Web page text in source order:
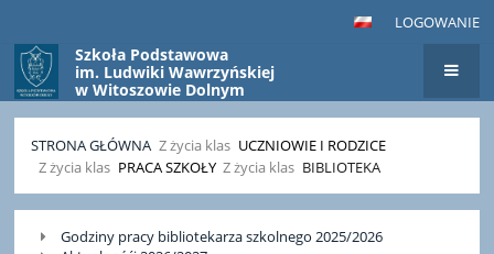
LOGOWANIE
Szkoła Podstawowa
im. Ludwiki Wawrzyńskiej
w Witoszowie Dolnym
STRONA GŁÓWNA Z życia klas UCZNIOWIE I RODZICE
Z życia klas PRACA SZKOŁY Z życia klas BIBLIOTEKA
Biblioteka
Godziny pracy bibliotekarza szkolnego 2025/2026